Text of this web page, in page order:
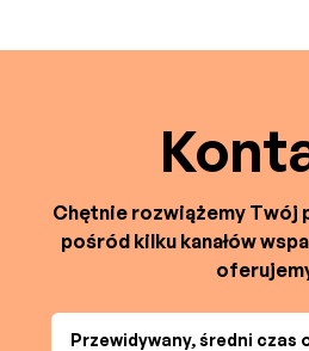
Chętnie rozwiążemy Twój
pośród kilku kanałów
Przewidywany, średni czas